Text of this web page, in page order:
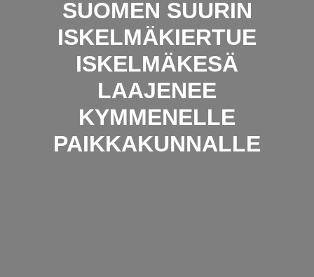
SUOMEN SUURIN
ISKELMÄKIERTUE
ISKELMÄKESÄ
LAAJENEE
KYMMENELLE
PAIKKAKUNNALLE